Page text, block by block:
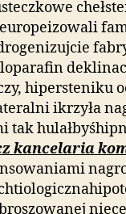
hipersteniku
ikrzyła
tak
kancelaria